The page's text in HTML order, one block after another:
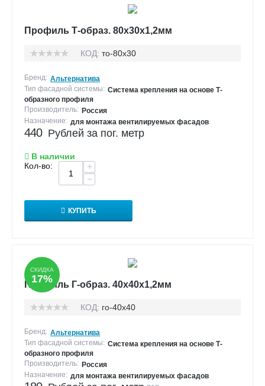
Профиль Т-образ. 80х30х1,2мм
КОД: то-80х30
Бренд: Альтернатива
Тип фасадной системы: Система крепления на основе Т-
образного профиля
Производитель: Россия
Назначение: для монтажа вентилируемых фасадов
440 Рублей за пог. метр
В наличии
Кол-во:
+
−
КУПИТЬ
СКИДКА
17%
Профиль Г-образ. 40х40х1,2мм
КОД: го-40х40
Бренд: Альтернатива
Тип фасадной системы: Система крепления на основе Т-
образного профиля
Производитель: Россия
Назначение: для монтажа вентилируемых фасадов